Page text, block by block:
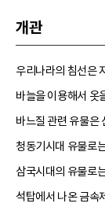
개관
우리나라의 침선은
바늘을 이용해서 옷
바느질 관련 유물은
청동기시대 유물로
삼국시대의 유물로
석탑에서 나온 금속